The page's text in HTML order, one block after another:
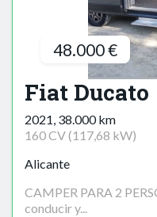
48.000 €
Fiat Ducato
2021, 38.000 km
160 CV (117,68 kW)
Alicante
CAMPER PARA 2
conducir y...